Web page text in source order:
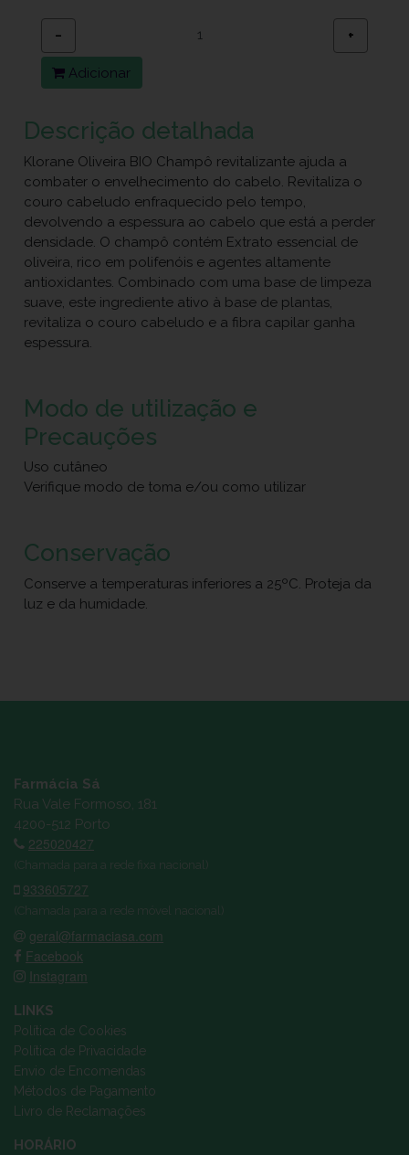
− +
Adicionar
Descrição detalhada
Klorane Oliveira BIO Champô revitalizante ajuda a
combater o envelhecimento do cabelo. Revitaliza o
couro cabeludo enfraquecido pelo tempo,
devolvendo a espessura ao cabelo que está a perder
densidade. O champô contém Extrato essencial de
oliveira, rico em polifenóis e agentes altamente
antioxidantes. Combinado com uma base de limpeza
suave, este ingrediente ativo à base de plantas,
revitaliza o couro cabeludo e a fibra capilar ganha
espessura.
Modo de utilização e
Precauções
Uso cutâneo
Verifique modo de toma e/ou como utilizar
Conservação
Conserve a temperaturas inferiores a 25ºC. Proteja da
luz e da humidade.
Farmácia Sá
Rua Vale Formoso, 181
4200-512 Porto
225020427
(Chamada para a rede fixa nacional)
933605727
(Chamada para a rede móvel nacional)
geral@farmaciasa.com
Facebook
Instagram
LINKS
Política de Cookies
Política de Privacidade
Envio de Encomendas
Métodos de Pagamento
Livro de Reclamações
HORÁRIO